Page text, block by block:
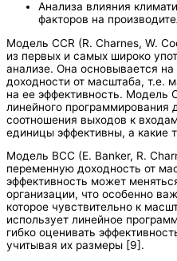
Анализа влияния
факторов на
Модель CCR (R. Charnes, W.
из первых и самых широко
анализе. Она основывается
доходности от масштаба, т.е.
на ее эффективность. Модель
линейного программирования
соотношения выходов к
единицы эффективны, а какие
Модель BCC (E. Banker, R.
переменную доходность от
эффективность может
организации, что особенно
которое чувствительно к
использует линейное
гибко оценивать
учитывая их размеры [9].